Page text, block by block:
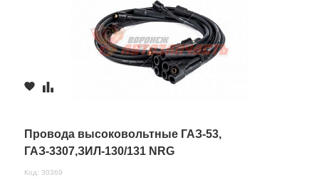
Провода высоковольтные ГАЗ-53,
ГАЗ-3307,ЗИЛ-130/131 NRG
Код: 30369